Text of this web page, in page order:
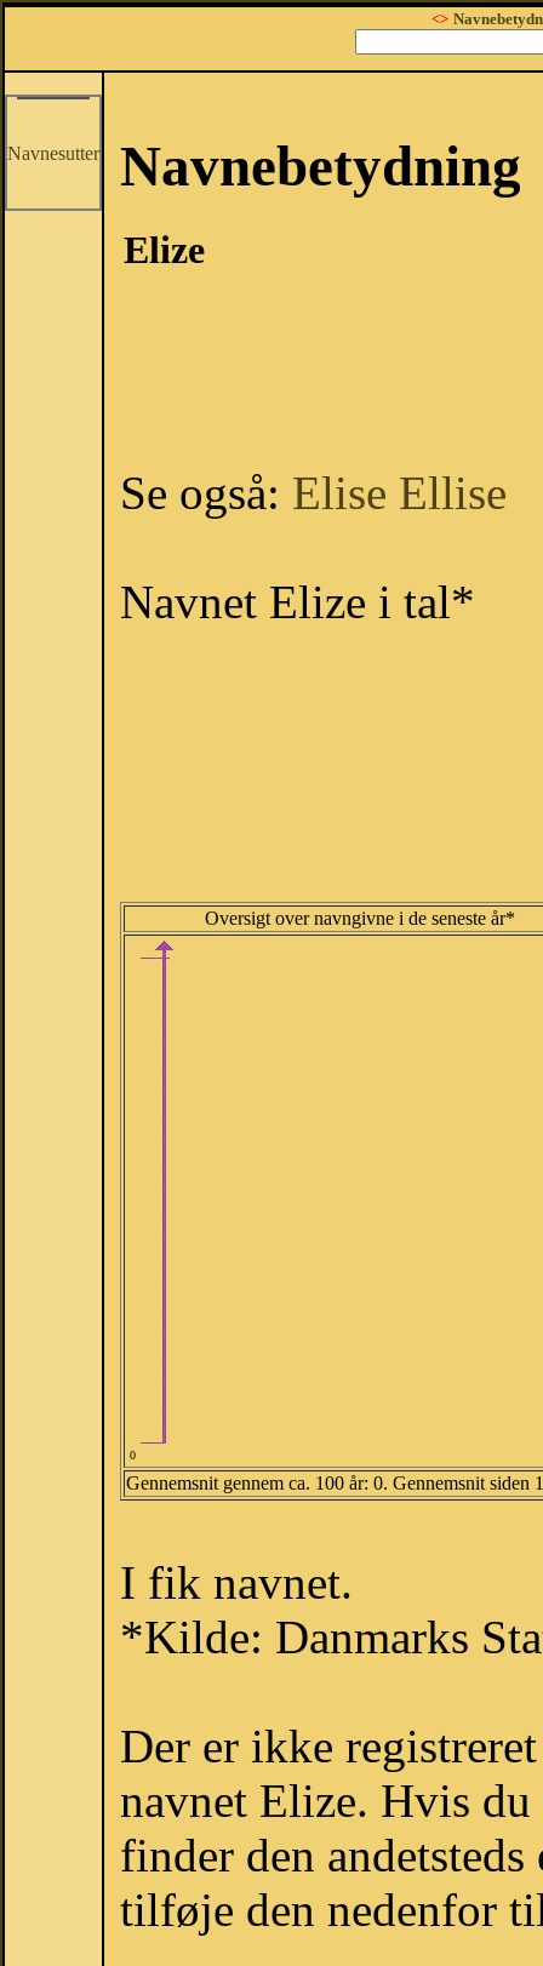
<>
Navnesutter Navnebetydning
Elize
Se også: Elise Ellise
Navnet Elize i tal*
Oversigt over navngivne i de seneste år*
0
Gennemsnit gennem ca. 100 år: 0. Gennemsnit siden
I fik navnet.
*Kilde: Danmarks
Der er ikke
navnet Elize. Hvis
finder den
tilføje den nedenfor